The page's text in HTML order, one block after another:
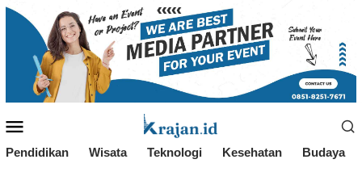
Loncat
Mobile
Pendidikan Wisata Teknologi Kesehatan Budaya